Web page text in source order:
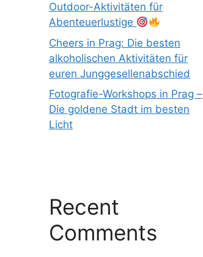
Outdoor-Aktivitäten für
Abenteuerlustige
Cheers in Prag: Die besten
alkoholischen Aktivitäten für
euren Junggesellenabschied
Fotografie-Workshops in Prag –
Die goldene Stadt im besten
Licht
Recent
Comments